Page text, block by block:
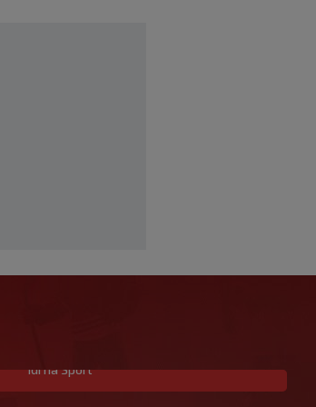
Garcia istaknuo jednog igrača: ‘On je
Idi na Sport